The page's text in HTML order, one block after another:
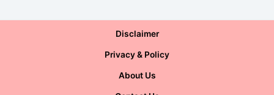
Disclaimer
Privacy & Policy
About Us